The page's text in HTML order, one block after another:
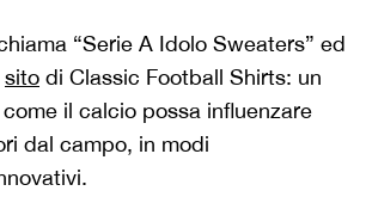
“Serie A Idolo Sweaters” ed
sito di Classic Football Shirts: un
il calcio possa influenzare
dal campo, in modi